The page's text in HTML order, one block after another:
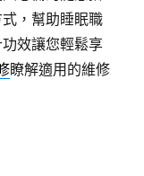
，幫助睡眠職
效讓您輕鬆享
瞭解適用的維修